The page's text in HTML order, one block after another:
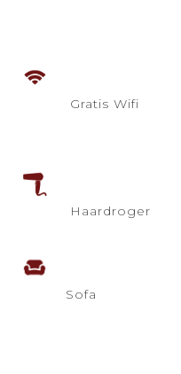
Gratis Wifi
Haardroger
Sofa